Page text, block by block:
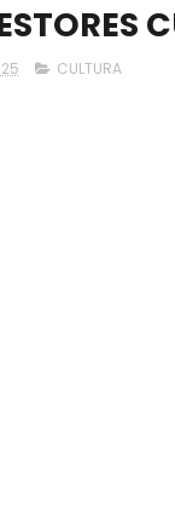
CULTURA